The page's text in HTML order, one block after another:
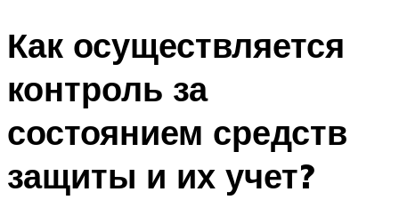
Как осуществляется
контроль за
состоянием средств
защиты и их учет?